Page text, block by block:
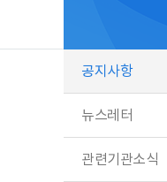
공지사항
뉴스레터
관련기관소식